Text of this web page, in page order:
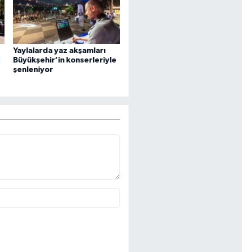
Yaylalarda yaz akşamları
Büyükşehir’in konserleriyle
şenleniyor